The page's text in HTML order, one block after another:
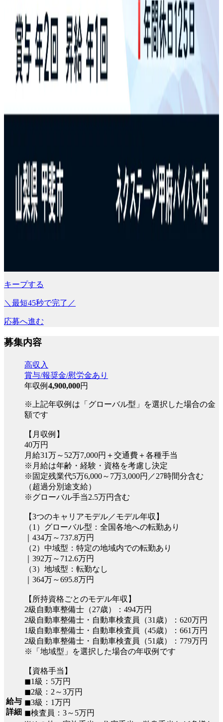
キープする
＼最短45秒で完了／
応募へ進む
募集内容
給与
詳細
高収入
賞与/報奨金/慰労金あり
年収例 4,900,000円
※上記年収例は「グローバル型」を選択した場合の金
額です
【月収例】
40万円
月給31万～52万7,000円＋交通費＋各種手当
※月給は年齢・経験・資格を考慮し決定
※固定残業代5万6,000～7万3,000円／27時間分含む
（超過分別途支給）
※グローバル手当2.5万円含む
【3つのキャリアモデル／モデル年収】
（1）グローバル型：全国各地への転勤あり
｜434万～737.8万円
（2）中域型：特定の地域内での転勤あり
｜392万～712.6万円
（3）地域型：転勤なし
｜364万～695.8万円
【所持資格ごとのモデル年収】
2級自動車整備士（27歳）：494万円
2級自動車整備士・自動車検査員（31歳）：620万円
1級自動車整備士・自動車検査員（45歳）：661万円
2級自動車整備士・自動車検査員（51歳）：779万円
※「地域型」を選択した場合の年収例です
【資格手当】
◼︎1級：5万円
◼︎2級：2～3万円
◼︎3級：1万円
◼︎検査員：3～5万円